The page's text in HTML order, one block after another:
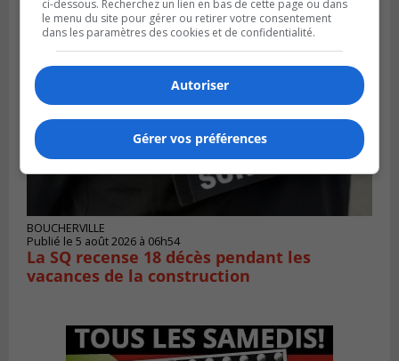
BOUCHERVILLE
Publié le 5 août 2026 à 06h54
La SQ recense 18 décès pendant les
vacances de la construction
ci-dessous. Recherchez un lien en bas de cette page ou dans
le menu du site pour gérer ou retirer votre consentement
dans les paramètres des cookies et de confidentialité.
Autoriser
Gérer vos préférences